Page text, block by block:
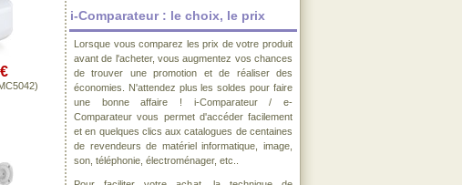
i-Comparateur : le choix, le prix
Lorsque vous comparez les prix de votre produit
avant de l'acheter, vous augmentez vos chances
de trouver une promotion et de réaliser des
économies. N'attendez plus les soldes pour faire
une bonne affaire ! i-Comparateur / e-
Comparateur vous permet d'accéder facilement
et en quelques clics aux catalogues de centaines
de revendeurs de matériel informatique, image,
son, téléphonie, électroménager, etc..